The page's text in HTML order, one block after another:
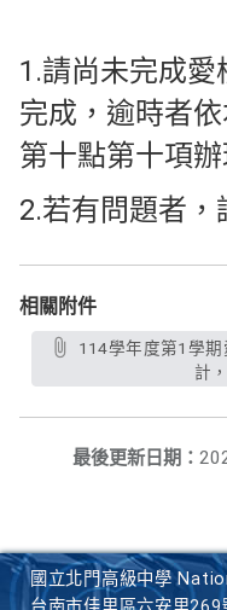
1.請尚未完成愛
完成，逾時者
第十點第十項
2.若有問題者，
相關附件
計
最後更新日期：
國立北門高級中學